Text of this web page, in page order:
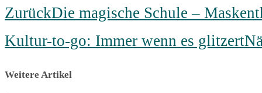
ZurückDie magische Schule –
Kultur-to-go: Immer wenn es glitzert
Weitere Artikel